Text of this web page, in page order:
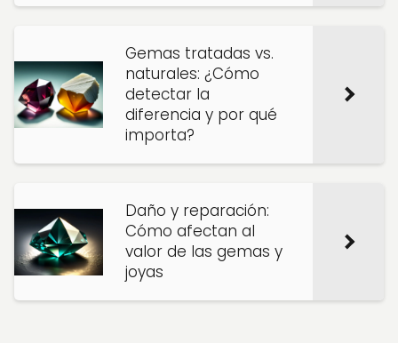
Gemas tratadas vs.
naturales: ¿Cómo
detectar la
diferencia y por qué
importa?
Daño y reparación:
Cómo afectan al
valor de las gemas y
joyas